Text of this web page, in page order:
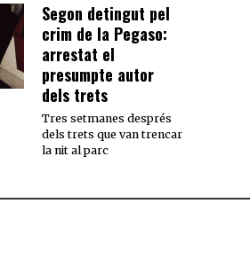
Segon detingut pel
crim de la Pegaso:
arrestat el
presumpte autor
dels trets
Tres setmanes després
dels trets que van trencar
la nit al parc